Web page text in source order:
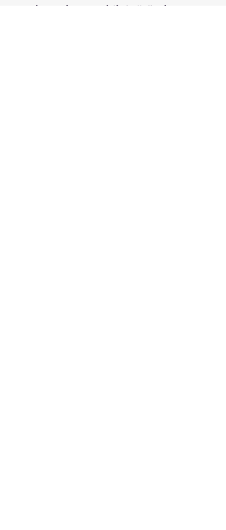
konuda veya bilgi türünde